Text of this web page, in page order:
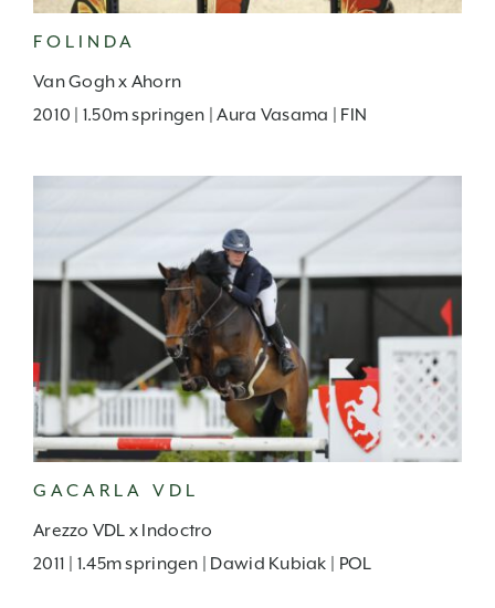
FOLINDA
Van Gogh x Ahorn
2010 | 1.50m springen | Aura Vasama | FIN
GACARLA VDL
Arezzo VDL x Indoctro
2011 | 1.45m springen | Dawid Kubiak | POL